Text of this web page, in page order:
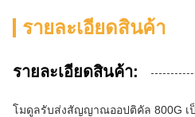
รายละเอียดสินค้า
รายละเอียดสินค้า:
โมดูลรับส่งสัญญาณออปติคัล 800G